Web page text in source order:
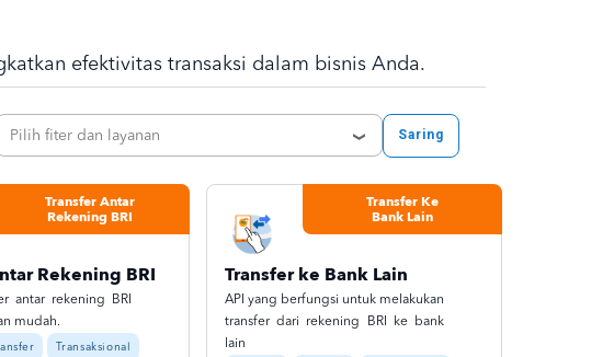
efektivitas transaksi dalam bisnis Anda.
Saring
Pilih fiter dan layanan
Rekening BRI
antar rekening BRI
mudah.
Transaksional
Transfer Antar
Rekening BRI
Transfer ke Bank Lain
API yang berfungsi untuk melakukan
transfer dari rekening BRI ke bank
lain
Transfer Ke
Bank Lain